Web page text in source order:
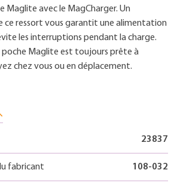
Maglite avec le MagCharger. Un
ce ressort vous garantit une alimentation
les interruptions pendant la charge.
poche Maglite est toujours prête à
chez vous ou en déplacement.
23837
fabricant 108-032